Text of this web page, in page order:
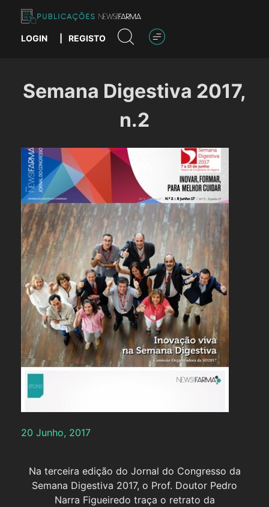
content
Publicações News Farma
LOGIN REGISTO
Semana Digestiva 2017,
n.2
20 Junho, 2017
Na terceira edição do Jornal do Congresso da
Semana Digestiva 2017, o Prof. Doutor Pedro
Narra Figueiredo traça o retrato da